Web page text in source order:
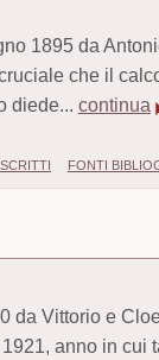
1895 da
che il
diede... continua
SCRITTI FONTI
da Vittorio e
anno in